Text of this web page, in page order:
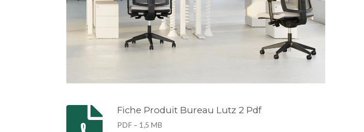
Fiche Produit Bureau Lutz 2 Pdf
PDF – 1,5 MB